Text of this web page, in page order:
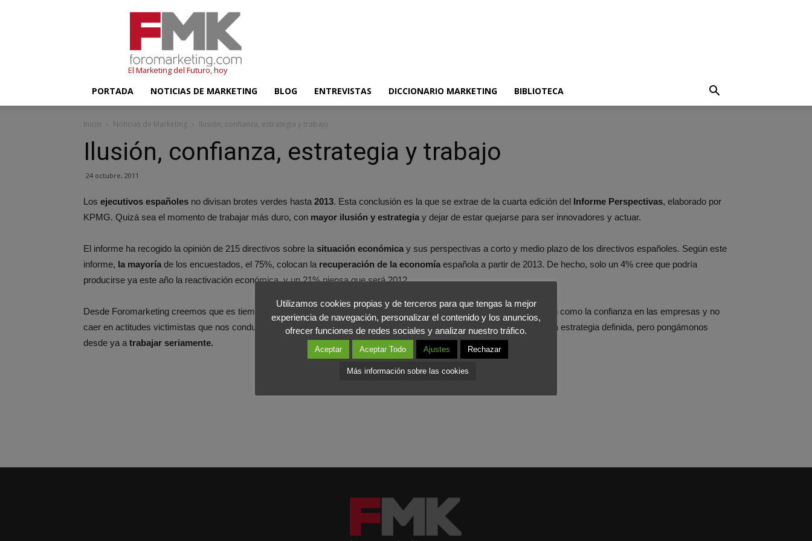
El Marketing del Futuro, hoy
PORTADA NOTICIAS DE MARKETING BLOG ENTREVISTAS DICCIONARIO MARKETING BIBLIOTECA
Inicio Noticias de Marketing Ilusión, confianza, estrategia y trabajo
Ilusión, confianza, estrategia y trabajo
24 octubre, 2011
Los ejecutivos españoles no divisan brotes verdes hasta 2013. Esta conclusión es la que se extrae de la cuarta edición del Informe Perspectivas, elaborado por
KPMG. Quizá sea el momento de trabajar más duro, con mayor ilusión y estrategia y dejar de estar quejarse para ser innovadores y actuar.
El informe ha recogido la opinión de 215 directivos sobre la situación económica y sus perspectivas a corto y medio plazo de los directivos españoles. Según este
informe, la mayoría de los encuestados, el 75%, colocan la recuperación de la economía española a partir de 2013. De hecho, solo un 4% cree que podría
producirse ya este año la reactivación económica, y un 21% piensa que será 2012.
Desde Foromarketing creemos que es tiempo de dejar de un lado quejas y actitudes pasivas
y aumentar tanto la ilusión como la confianza en las empresas y no
caer en actitudes victimistas que nos conducen a unempeoramiento de la situación. Pensemos a largo plazo, con una estrategia definida, pero pongámonos
desde ya a trabajar seriamente.
Utilizamos cookies propias y de terceros para que tengas la mejor
experiencia de navegación, personalizar el contenido y los anuncios,
ofrecer funciones de redes sociales y analizar nuestro tráfico.
Aceptar Aceptar Todo Ajustes Rechazar
Más información sobre las cookies